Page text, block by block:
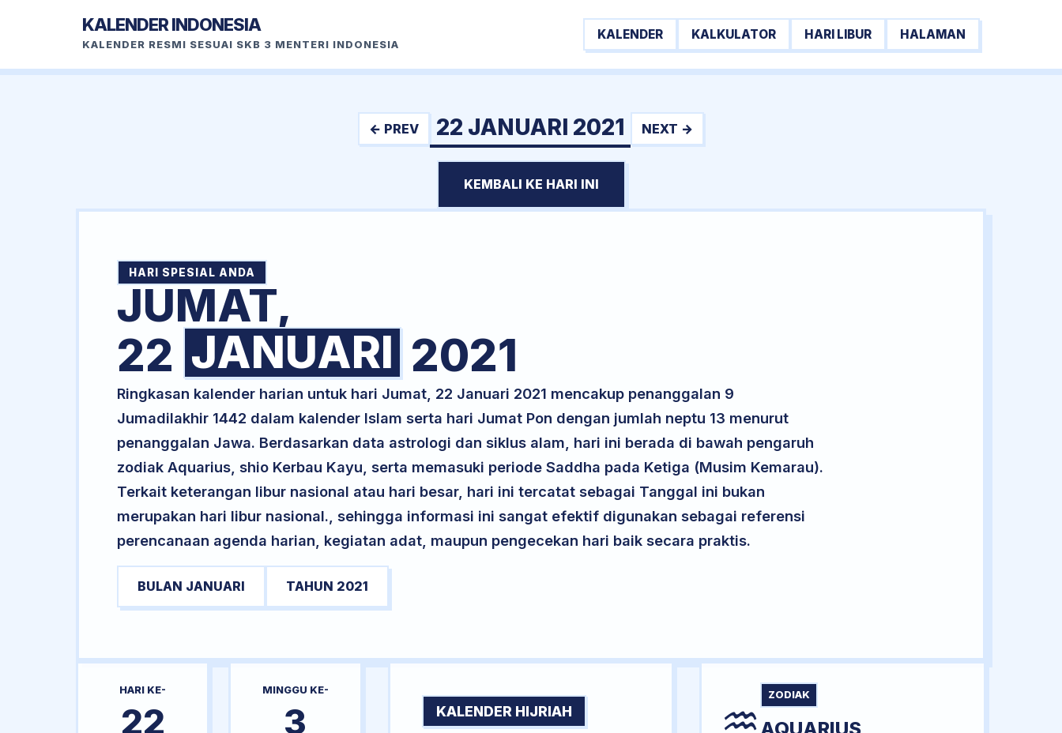
KALENDER INDONESIA
KALENDER RESMI SESUAI SKB 3 MENTERI INDONESIA
KALENDER KALKULATOR HARI LIBUR HALAMAN
← PREV 22 JANUARI 2021 NEXT →
KEMBALI KE HARI INI
HARI SPESIAL ANDA
JUMAT,
22 JANUARI 2021
Ringkasan kalender harian untuk hari Jumat, 22 Januari 2021 mencakup penanggalan 9
Jumadilakhir 1442 dalam kalender Islam serta hari Jumat Pon dengan jumlah neptu 13 menurut
penanggalan Jawa. Berdasarkan data astrologi dan siklus alam, hari ini berada di bawah pengaruh
zodiak Aquarius, shio Kerbau Kayu, serta memasuki periode Saddha pada Ketiga (Musim Kemarau).
Terkait keterangan libur nasional atau hari besar, hari ini tercatat sebagai Tanggal ini bukan
merupakan hari libur nasional., sehingga informasi ini sangat efektif digunakan sebagai referensi
perencanaan agenda harian, kegiatan adat, maupun pengecekan hari baik secara praktis.
BULAN JANUARI TAHUN 2021
HARI KE-
22
MINGGU KE-
3 KALENDER HIJRIAH ♒ ZODIAK